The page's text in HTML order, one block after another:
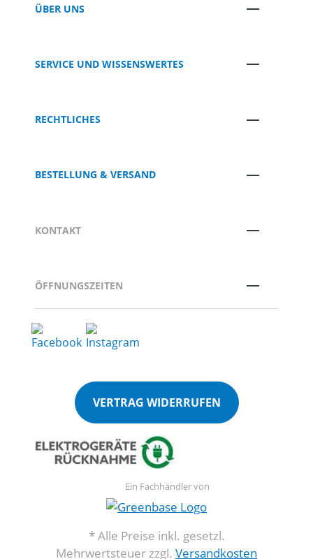
ÜBER UNS
SERVICE UND WISSENSWERTES
RECHTLICHES
BESTELLUNG & VERSAND
KONTAKT
ÖFFNUNGSZEITEN
VERTRAG WIDERRUFEN
Ein Fachhändler von
* Alle Preise inkl. gesetzl.
Mehrwertsteuer zzgl. Versandkosten